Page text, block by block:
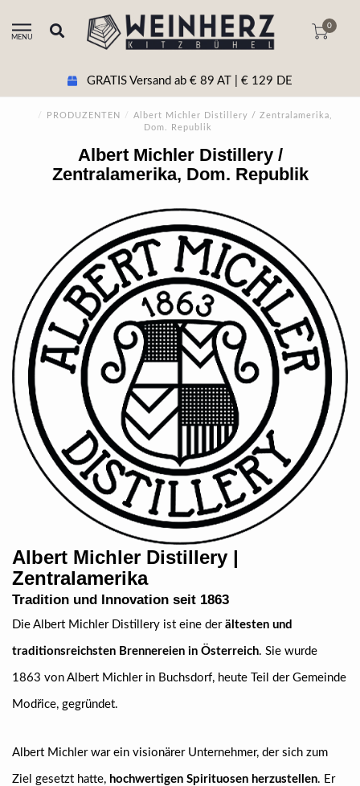
MENU
0
+43 5356 20511 Beratung & tel. Bestellung
/ PRODUZENTEN /
Albert Michler Distillery / Zentralamerika,
Dom. Republik
Albert Michler Distillery /
Zentralamerika, Dom. Republik
Albert Michler Distillery |
Zentralamerika
Tradition und Innovation seit 1863
Die Albert Michler Distillery ist eine der ältesten und
traditionsreichsten Brennereien in Österreich. Sie wurde
1863 von Albert Michler in Buchsdorf, heute Teil der Gemeinde
Modřice, gegründet.
Albert Michler war ein visionärer Unternehmer, der sich zum
Ziel gesetzt hatte, hochwertigen Spirituosen herzustellen. Er